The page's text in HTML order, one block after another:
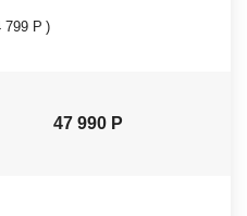
799 Р )
47 990 Р